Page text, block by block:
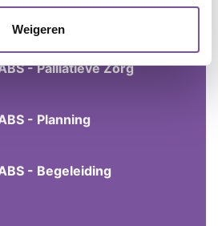
Weigeren
- Palliatieve Zorg
- Planning
- Begeleiding